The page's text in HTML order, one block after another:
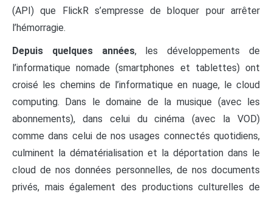
(API) que FlickR s’empresse de bloquer pour arrêter
l’hémorragie.
Depuis quelques années, les développements de
l’informatique nomade (smartphones et tablettes) ont
croisé les chemins de l’informatique en nuage, le cloud
computing. Dans le domaine de la musique (avec les
abonnements), dans celui du cinéma (avec la VOD)
comme dans celui de nos usages connectés quotidiens,
culminent la dématérialisation et la déportation dans le
cloud de nos données personnelles, de nos documents
privés, mais également des productions culturelles de